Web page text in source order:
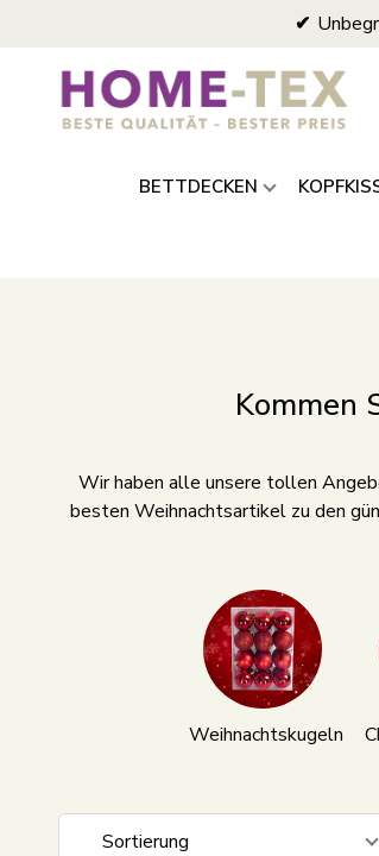
BETTDECKEN
Kommen
Wir haben alle unsere tollen
besten Weihnachtsartikel zu den
Weihnachtskugeln
Sortierung